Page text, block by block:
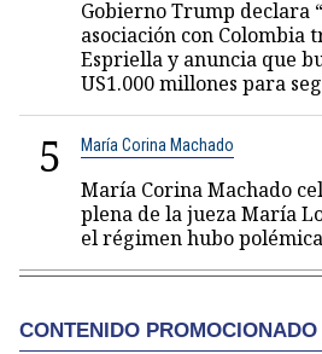
Gobierno Trump declara
asociación con Colombia
Espriella y anuncia que
US1.000 millones para
5 María Corina Machado
María Corina Machado
plena de la jueza María
el régimen hubo